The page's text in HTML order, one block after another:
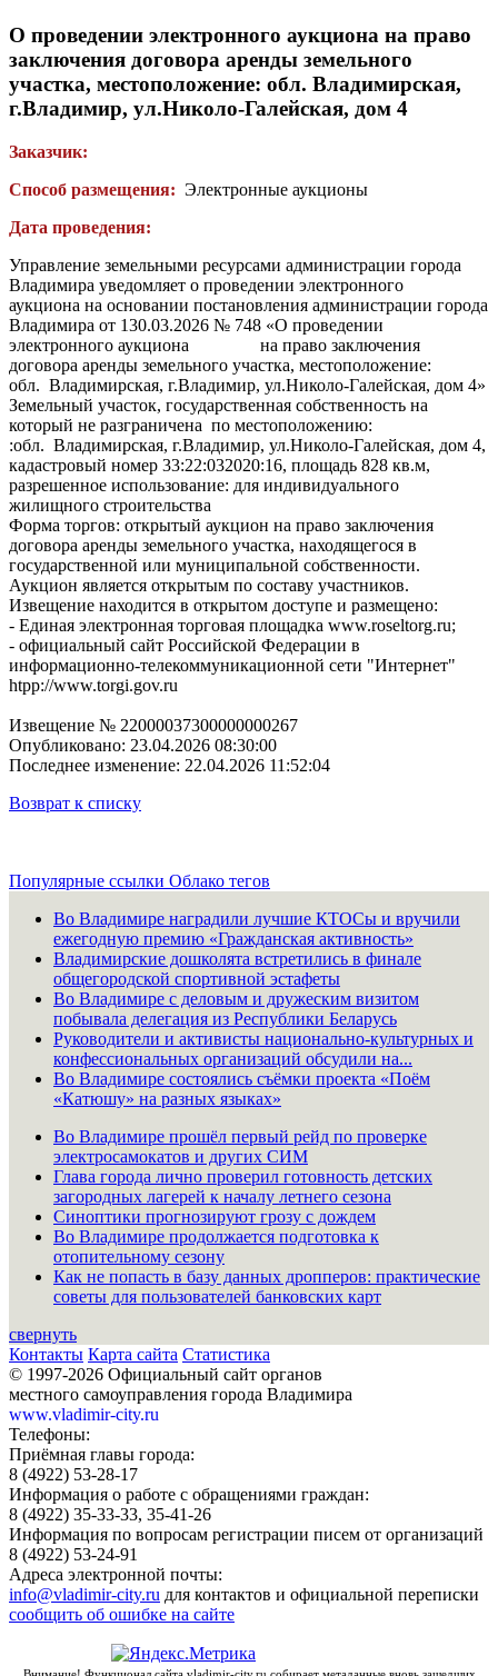
О проведении электронного аукциона на право
заключения договора аренды земельного
участка, местоположение: обл. Владимирская,
г.Владимир, ул.Николо-Галейская, дом 4
Заказчик:
Способ размещения: Электронные аукционы
Дата проведения:
Управление земельными ресурсами администрации города
Владимира уведомляет о проведении электронного
аукциона на основании постановления администрации города
Владимира от 130.03.2026 № 748 «О проведении
электронного аукциона на право заключения
договора аренды земельного участка, местоположение:
обл. Владимирская, г.Владимир, ул.Николо-Галейская, дом 4»
Земельный участок, государственная собственность на
который не разграничена по местоположению:
:обл. Владимирская, г.Владимир, ул.Николо-Галейская, дом 4,
кадастровый номер 33:22:032020:16, площадь 828 кв.м,
разрешенное использование: для индивидуального
жилищного строительства
Форма торгов: открытый аукцион на право заключения
договора аренды земельного участка, находящегося в
государственной или муниципальной собственности.
Аукцион является открытым по составу участников.
Извещение находится в открытом доступе и размещено:
- Единая электронная торговая площадка www.roseltorg.ru;
- официальный сайт Российской Федерации в
информационно-телекоммуникационной сети "Интернет"
htpp://www.torgi.gov.ru
Извещение № 22000037300000000267
Опубликовано: 23.04.2026 08:30:00
Последнее изменение: 22.04.2026 11:52:04
Возврат к списку
Популярные ссылки Облако тегов
Во Владимире наградили лучшие КТОСы и вручили
ежегодную премию «Гражданская активность»
Владимирские дошколята встретились в финале
общегородской спортивной эстафеты
Во Владимире с деловым и дружеским визитом
побывала делегация из Республики Беларусь
Руководители и активисты национально-культурных и
конфессиональных организаций обсудили на...
Во Владимире состоялись съёмки проекта «Поём
«Катюшу» на разных языках»
Во Владимире прошёл первый рейд по проверке
электросамокатов и других СИМ
Глава города лично проверил готовность детских
загородных лагерей к началу летнего сезона
Синоптики прогнозируют грозу с дождем
Во Владимире продолжается подготовка к
отопительному сезону
Как не попасть в базу данных дропперов: практические
советы для пользователей банковских карт
свернуть
Контакты Карта сайта Статистика
© 1997-2026 Официальный сайт органов
местного самоуправления города Владимира
www.vladimir-city.ru
Телефоны:
Приёмная главы города:
8 (4922) 53-28-17
Информация о работе с обращениями граждан:
8 (4922) 35-33-33, 35-41-26
Информация по вопросам регистрации писем от организаций
8 (4922) 53-24-91
Адреса электронной почты:
info@vladimir-city.ru для контактов и официальной переписки
сообщить об ошибке на сайте
Внимание! Функционал сайта vladimir-city.ru собирает метаданные вновь зашедших